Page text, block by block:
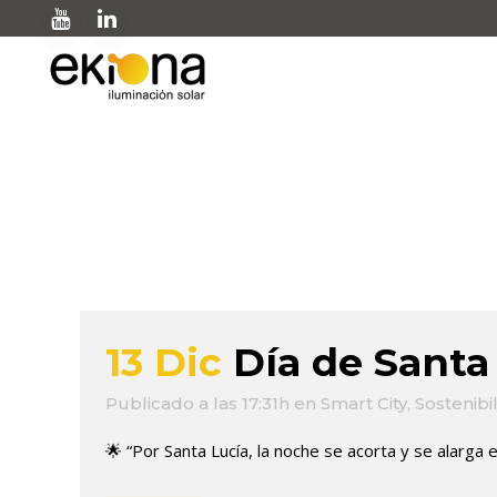
13 Dic Día de
Publicado a las 17:31h en Smart City,
🌟 “Por Santa Lucía, la noche se acorta y se alarga